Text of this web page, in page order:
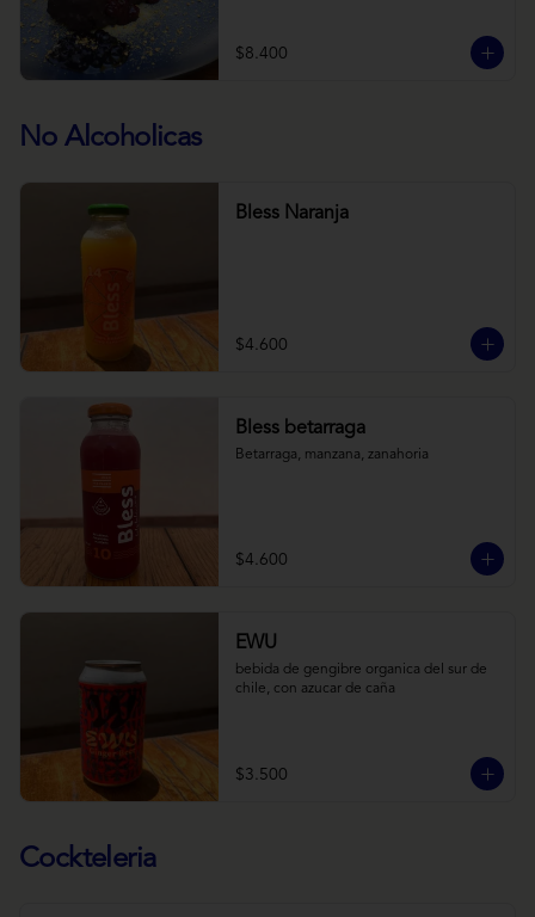
$8.400
No Alcoholicas
Bless Naranja
$4.600
Bless betarraga
Betarraga, manzana, zanahoria
$4.600
EWU
bebida de gengibre organica del sur de
chile, con azucar de caña
$3.500
Cockteleria